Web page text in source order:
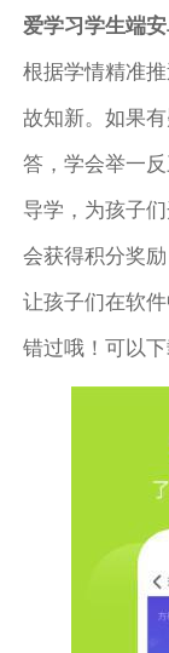
爱学习学生端
根据学情精准
故知新。如果
答，学会举一
导学，为孩子
会获得积分奖
让孩子们在软
错过哦！可以